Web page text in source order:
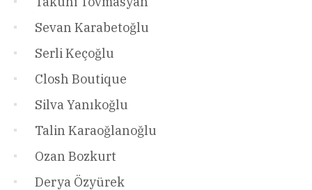
Sevan Karabetoğlu
Serli Keçoğlu
Closh Boutique
Silva Yanıkoğlu
Talin Karaoğlanoğlu
Ozan Bozkurt
Derya Özyürek